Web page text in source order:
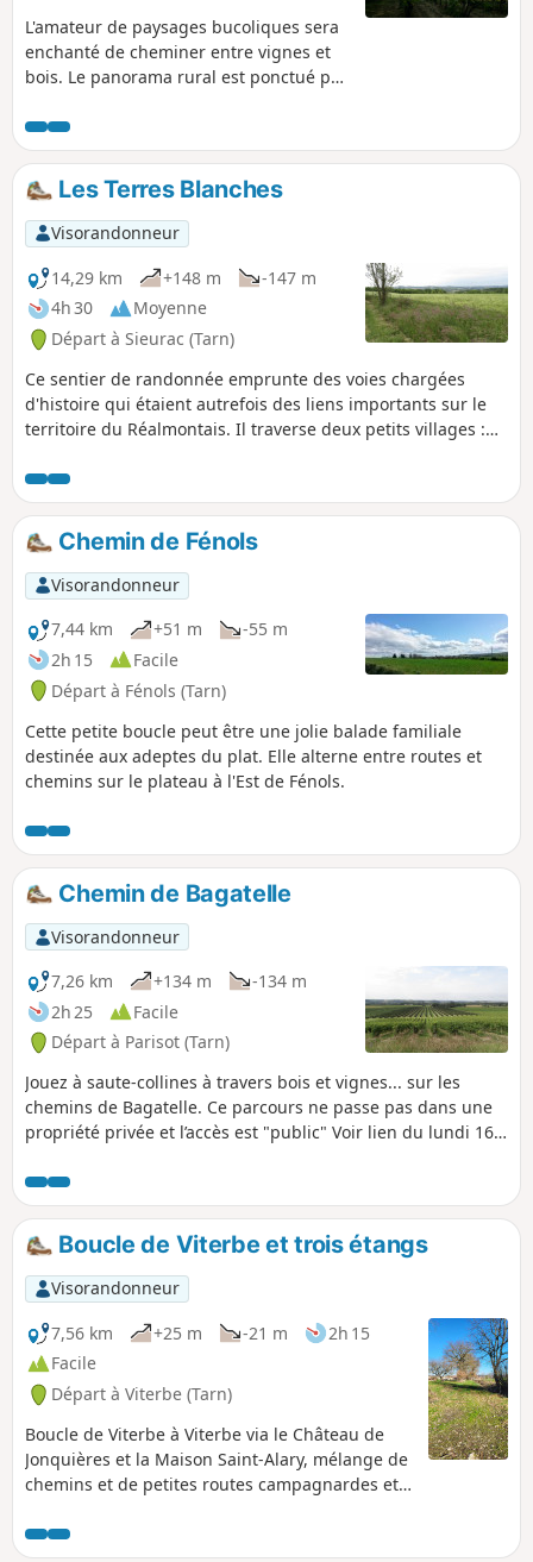
L'amateur de paysages bucoliques sera
enchanté de cheminer entre vignes et
bois. Le panorama rural est ponctué par
Técou.
Les Terres Blanches
Visorandonneur
14,29 km
+148 m
-147 m
4h 30
Moyenne
Départ à Sieurac (Tarn)
Ce sentier de randonnée emprunte des voies chargées
d'histoire qui étaient autrefois des liens importants sur le
territoire du Réalmontais. Il traverse deux petits villages :
Laboutarié, dont le nom occitan (Botaria) signifie "atelier de
tonnellerie".
Chemin de Fénols
Visorandonneur
7,44 km
+51 m
-55 m
2h 15
Facile
Départ à Fénols (Tarn)
Cette petite boucle peut être une jolie balade familiale
destinée aux adeptes du plat. Elle alterne entre routes et
chemins sur le plateau à l'Est de Fénols.
Chemin de Bagatelle
Visorandonneur
7,26 km
+134 m
-134 m
2h 25
Facile
Départ à Parisot (Tarn)
Jouez à saute-collines à travers bois et vignes... sur les
chemins de Bagatelle. Ce parcours ne passe pas dans une
propriété privée et l’accès est "public" Voir lien du lundi 16
message. Cependant "Toute cueillette est strictement
interdite Article 547... 379 381 du code pénal"
Boucle de Viterbe et trois étangs
Visorandonneur
7,56 km
+25 m -21 m
2h 15
Facile
Départ à Viterbe (Tarn)
Boucle de Viterbe à Viterbe via le Château de
Jonquières et la Maison Saint-Alary, mélange de
chemins et de petites routes campagnardes et
sur l'Agoût, puis une vue sur trois étangs.